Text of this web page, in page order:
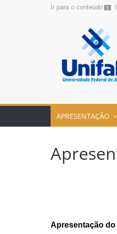
Ir para o conteúdo 1
APRESENTAÇÃO
Apresentação do